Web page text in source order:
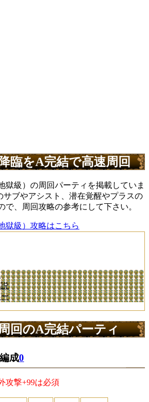
臨をA完結で高速周回
獄級）の周回パーティを掲載していま
ブやアシスト、潜在覚醒やプラスの
で、周回攻略の参考にして下さい。
獄級）攻略はこちら
回のA完結パーティ
成0
攻撃+99は必須